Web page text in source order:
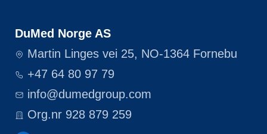
DuMed Norge AS
Martin Linges vei 25, NO-1364 Fornebu
+47 64 80 97 79
info@dumedgroup.com
Org.nr 928 879 259